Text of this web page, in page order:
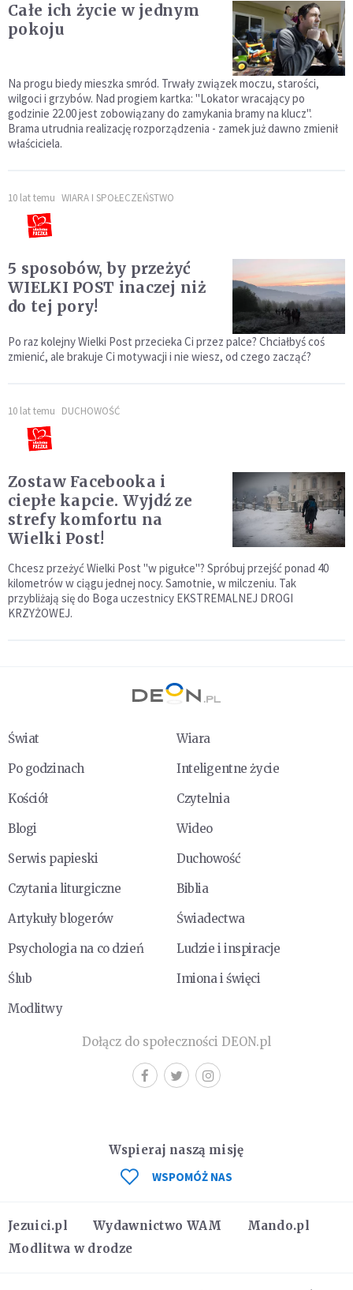
Całe ich życie w jednym
pokoju
Na progu biedy mieszka smród. Trwały związek moczu, starości,
wilgoci i grzybów. Nad progiem kartka: "Lokator wracający po
godzinie 22.00 jest zobowiązany do zamykania bramy na klucz".
Brama utrudnia realizację rozporządzenia - zamek już dawno zmienił
właściciela.
10 lat temu WIARA I SPOŁECZEŃSTWO
5 sposobów, by przeżyć
WIELKI POST inaczej niż
do tej pory!
Po raz kolejny Wielki Post przecieka Ci przez palce? Chciałbyś coś
zmienić, ale brakuje Ci motywacji i nie wiesz, od czego zacząć?
10 lat temu DUCHOWOŚĆ
Zostaw Facebooka i
ciepłe kapcie. Wyjdź ze
strefy komfortu na
Wielki Post!
Chcesz przeżyć Wielki Post "w pigułce"? Spróbuj przejść ponad 40
kilometrów w ciągu jednej nocy. Samotnie, w milczeniu. Tak
przybliżają się do Boga uczestnicy EKSTREMALNEJ DROGI
KRZYŻOWEJ.
Świat
Wiara
Po godzinach
Inteligentne życie
Kościół
Czytelnia
Blogi
Wideo
Serwis papieski
Duchowość
Czytania liturgiczne
Biblia
Artykuły blogerów
Świadectwa
Psychologia na co dzień
Ludzie i inspiracje
Ślub
Imiona i święci
Modlitwy
Dołącz do społeczności DEON.pl
Jezuici.pl Wydawnictwo WAM
Mando.pl
Modlitwa w drodze
Wspieraj naszą misję
WSPOMÓŻ NAS